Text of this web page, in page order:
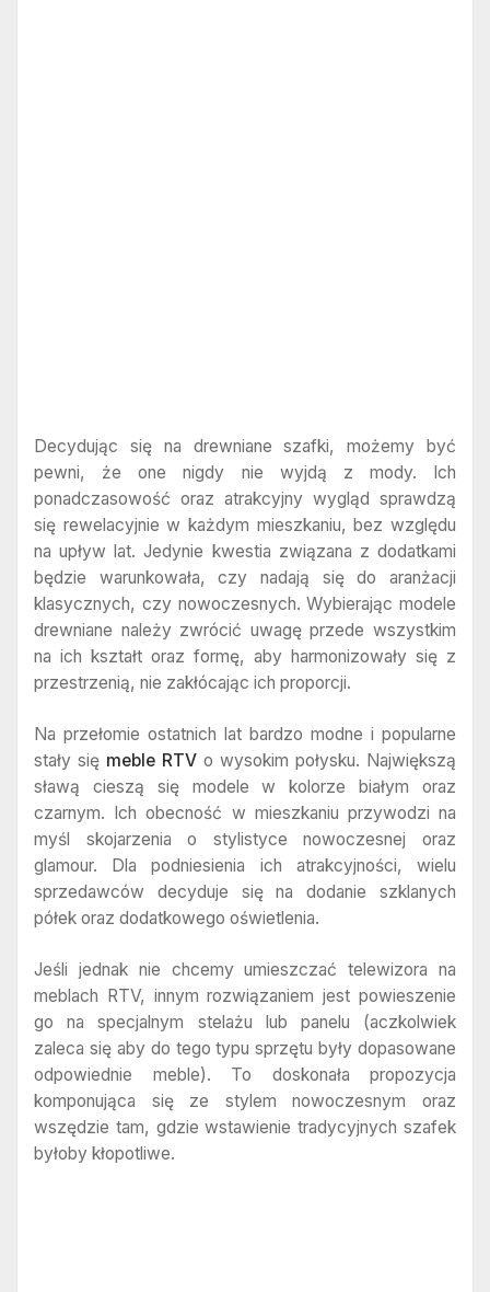
Decydując się na drewniane szafki, możemy być
pewni, że one nigdy nie wyjdą z mody. Ich
ponadczasowość oraz atrakcyjny wygląd sprawdzą
się rewelacyjnie w każdym mieszkaniu, bez względu
na upływ lat. Jedynie kwestia związana z dodatkami
będzie warunkowała, czy nadają się do aranżacji
klasycznych, czy nowoczesnych. Wybierając modele
drewniane należy zwrócić uwagę przede wszystkim
na ich kształt oraz formę, aby harmonizowały się z
przestrzenią, nie zakłócając ich proporcji.
Na przełomie ostatnich lat bardzo modne i popularne
stały się meble RTV o wysokim połysku. Największą
sławą cieszą się modele w kolorze białym oraz
czarnym. Ich obecność w mieszkaniu przywodzi na
myśl skojarzenia o stylistyce nowoczesnej oraz
glamour. Dla podniesienia ich atrakcyjności, wielu
sprzedawców decyduje się na dodanie szklanych
półek oraz dodatkowego oświetlenia.
Jeśli jednak nie chcemy umieszczać telewizora na
meblach RTV, innym rozwiązaniem jest powieszenie
go na specjalnym stelażu lub panelu (aczkolwiek
zaleca się aby do tego typu sprzętu były dopasowane
odpowiednie meble). To doskonała propozycja
komponująca się ze stylem nowoczesnym oraz
wszędzie tam, gdzie wstawienie tradycyjnych szafek
byłoby kłopotliwe.